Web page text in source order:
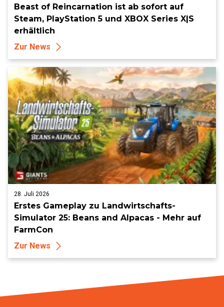
Beast of Reincarnation ist ab sofort auf
Steam, PlayStation 5 und XBOX Series X|S
erhältlich
Zur News
28. Juli 2026
Erstes Gameplay zu Landwirtschafts-
Simulator 25: Beans and Alpacas - Mehr auf
FarmCon
Zur News